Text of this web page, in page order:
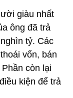
giàu nhất
ông đã trả
tỷ. Các
vốn, bán
còn lại
kiện để trả